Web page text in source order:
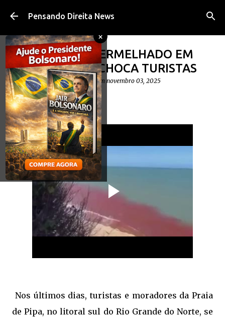
Pular para o conteúdo principal
Pensando Direita News
×
VÍDEO: MAR AVERMELHADO EM
PRAIA DE PIPA CHOCA TURISTAS
postado porDiego Cavalheiro em novembro 03, 2025
Nos últimos dias, turistas e moradores da Praia
de Pipa, no litoral sul do Rio Grande do Norte, se